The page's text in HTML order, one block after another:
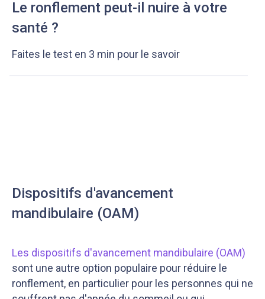
Le ronflement peut-il nuire à votre
santé ?
Faites le test en 3 min pour le savoir
Dispositifs d'avancement
mandibulaire (OAM)
Les dispositifs d'avancement mandibulaire (OAM)
sont une autre option populaire pour réduire le
ronflement, en particulier pour les personnes qui ne